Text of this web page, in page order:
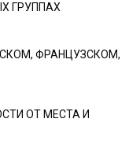
ГРУППАХ
ФРАНЦУЗСКОМ,
ОТ МЕСТА И